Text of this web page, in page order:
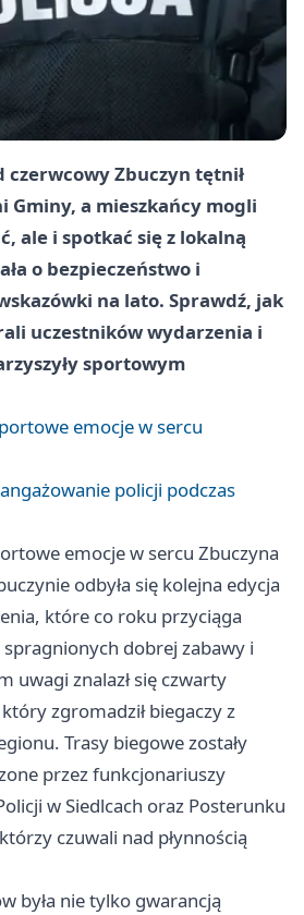
czerwcowy Zbuczyn tętnił
Gminy, a mieszkańcy mogli
ale i spotkać się z lokalną
o bezpieczeństwo i
na lato. Sprawdź, jak
uczestników wydarzenia i
sportowym
emocje w sercu
policji podczas
emocje w sercu Zbuczyna
odbyła się kolejna edycja
które co roku przyciąga
dobrej zabawy i
uwagi znalazł się czwarty
zgromadził biegaczy z
Trasy biegowe zostały
przez funkcjonariuszy
w Siedlcach oraz Posterunku
czuwali nad płynnością
była nie tylko gwarancją